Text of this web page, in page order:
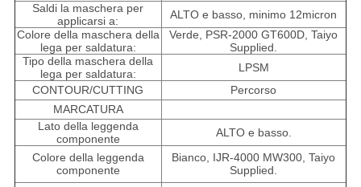
Saldi la maschera per
applicarsi a:
ALTO e basso, minimo 12micron
Colore della maschera della
lega per saldatura:
Verde, PSR-2000 GT600D, Taiyo
Supplied.
Tipo della maschera della
lega per saldatura:
LPSM
CONTOUR/CUTTING
Percorso
MARCATURA
Lato della leggenda
componente
ALTO e basso.
Colore della leggenda
componente
Bianco, IJR-4000 MW300, Taiyo
Supplied.